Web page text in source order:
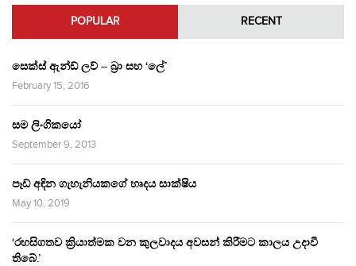
POPULAR RECENT
සෙක්ස් ඇන්ඩ් ලව් – බ්‍රා සහ ‘ලේ’
February 15, 2016
සම ලිංගිකයෝ
September 9, 2013
පෑඩ් අඳින ගැහැනියකගේ හෘදය සාක්ෂිය
May 10, 2019
‘රහසිගතව ක්‍රියාත්මක වන කුලවාදය අවසන් කිරීමට කාලය උදාවී
තිබේ.’